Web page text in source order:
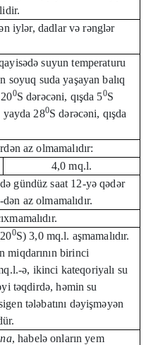
iylər, dadlar və rənglər
suyun temperaturu
soyuq suda yaşayan balıq
0S dərəcəni, qışda 50S
yayda 280S dərəcəni, qışda
az olmamalıdır:
4,0 mq.l.
gündüz saat 12-yə qədər
az olmamalıdır.
0S) 3,0 mq.l. aşmamalıdır.
miqdarının birinci
ə, ikinci kateqoriyalı su
təqdirdə, həmin su
tələbatını dəyişməyən
, habelə onların yem